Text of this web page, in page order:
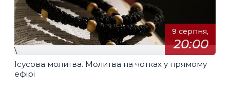
9 серпня,
20:00
\
Ісусова молитва. Молитва на чотках у прямому
ефірі